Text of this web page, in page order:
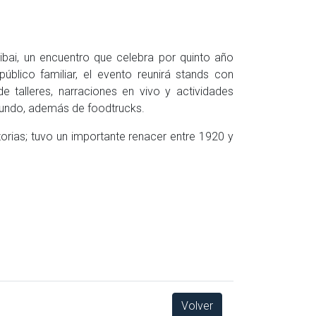
un encuentro que celebra por quinto año
familiar, el evento reunirá stands con
talleres, narraciones en vivo y actividades
además de foodtrucks.
tuvo un importante renacer entre 1920 y
Volver